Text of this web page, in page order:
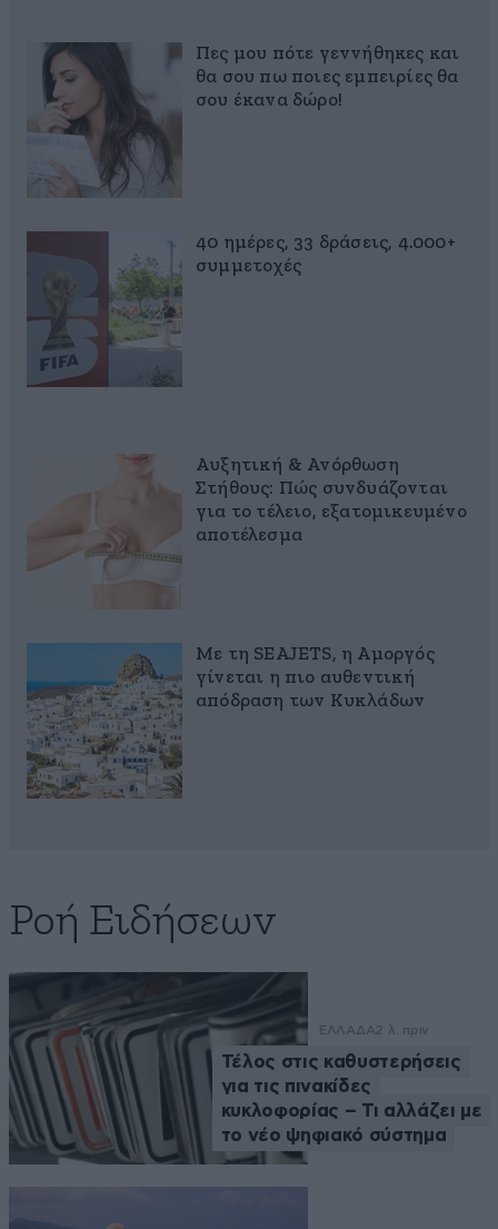
Πες μου πότε γεννήθηκες και
θα σου πω ποιες εμπειρίες θα
σου έκανα δώρο!
40 ημέρες, 33 δράσεις, 4.000+
συμμετοχές
Αυξητική & Ανόρθωση
Στήθους: Πώς συνδυάζονται
για το τέλειο, εξατομικευμένο
αποτέλεσμα
Με τη SEAJETS, η Αμοργός
γίνεται η πιο αυθεντική
απόδραση των Κυκλάδων
Ροή Ειδήσεων
ΕΛΛΑΔΑ2 λ. πριν
Τέλος στις καθυστερήσεις
για τις πινακίδες
κυκλοφορίας – Τι αλλάζει με
το νέο ψηφιακό σύστημα